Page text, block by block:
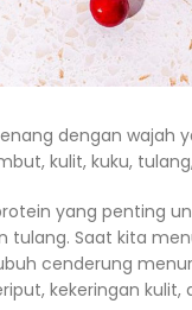
dengan wajah
kulit, kuku,
yang penting
tulang. Saat kita
cenderung
kekeringan